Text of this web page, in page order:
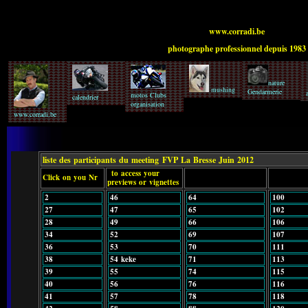
www.corradi.be
photographe professionnel depuis 1983
www.corradi.be
calendrier
motos Clubs
organisation
mushing
nature
Gendarmerie
liste des participants du meeting FVP La Bresse Juin 2012
Click on you Nr
to access your
previews or vignettes
2
27
28
34
36
38
39
40
41
46
47
49
52
53
54 keke
55
56
57
64
65
66
69
70
71
74
76
78
100
102
106
107
111
113
115
116
118